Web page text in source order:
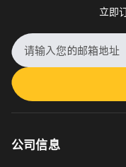
立即
公司信息